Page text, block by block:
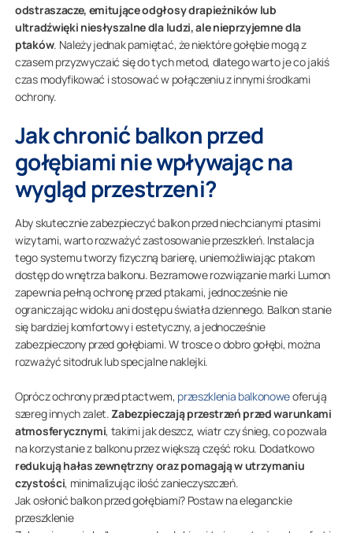
odstraszacze, emitujące odgłosy drapieżników lub
ultradźwięki niesłyszalne dla ludzi, ale nieprzyjemne dla
ptaków. Należy jednak pamiętać, że niektóre gołębie mogą z
czasem przyzwyczaić się do tych metod, dlatego warto je co jakiś
czas modyfikować i stosować w połączeniu z innymi środkami
ochrony.
Jak chronić balkon przed
gołębiami nie wpływając na
wygląd przestrzeni?
Aby skutecznie zabezpieczyć balkon przed niechcianymi ptasimi
wizytami, warto rozważyć zastosowanie przeszkleń. Instalacja
tego systemu tworzy fizyczną barierę, uniemożliwiając ptakom
dostęp do wnętrza balkonu. Bezramowe rozwiązanie marki Lumon
zapewnia pełną ochronę przed ptakami, jednocześnie nie
ograniczając widoku ani dostępu światła dziennego. Balkon stanie
się bardziej komfortowy i estetyczny, a jednocześnie
zabezpieczony przed gołębiami. W trosce o dobro gołębi, można
rozważyć sitodruk lub specjalne naklejki.
Oprócz ochrony przed ptactwem, przeszklenia balkonoweoferują
szereg innych zalet.Zabezpieczają przestrzeń przed warunkami
atmosferycznymi, takimi jak deszcz, wiatr czy śnieg, co pozwala
na korzystanie z balkonu przez większą część roku. Dodatkowo
redukują hałas zewnętrzny oraz pomagają w utrzymaniu
czystości, minimalizując ilość zanieczyszczeń.
Jak osłonić balkon przed gołębiami? Postaw na eleganckie
przeszklenie